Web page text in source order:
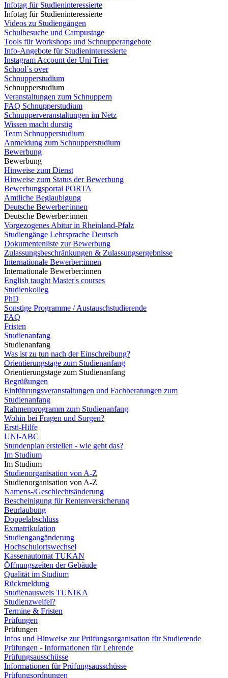
Infotag für Studieninteressierte
Infotag für Studieninteressierte
Videos zu Studiengängen
Schulbesuche und Campustage
Tools für Workshops und Schnupperangebote
Info-Angebote für Studieninteressierte
Instagram Account der Uni Trier
School´s over
Schnupperstudium
Schnupperstudium
Veranstaltungen zum Schnuppern
FAQ Schnupperstudium
Schnupperveranstaltungen im Netz
Wissen macht durstig
Team Schnupperstudium
Anmeldung zum Schnupperstudium
Bewerbung
Bewerbung
Hinweise zum Dienst
Hinweise zum Status der Bewerbung
Bewerbungsportal PORTA
Amtliche Beglaubigung
Deutsche Bewerber:innen
Deutsche Bewerber:innen
Vorgezogenes Abitur in Rheinland-Pfalz
Studiengänge Lehrsprache Deutsch
Dokumentenliste zur Bewerbung
Zulassungsbeschränkungen & Zulassungsergebnisse
Internationale Bewerber:innen
Internationale Bewerber:innen
English taught Master's courses
Studienkolleg
PhD
Sonstige Programme / Austauschstudierende
FAQ
Fristen
Studienanfang
Studienanfang
Was ist zu tun nach der Einschreibung?
Orientierungstage zum Studienanfang
Orientierungstage zum Studienanfang
Begrüßungen
Einführungsveranstaltungen und Fachberatungen zum
Studienanfang
Rahmenprogramm zum Studienanfang
Wohin bei Fragen und Sorgen?
Ersti-Hilfe
UNI-ABC
Stundenplan erstellen - wie geht das?
Im Studium
Im Studium
Studienorganisation von A-Z
Studienorganisation von A-Z
Namens-/Geschlechtsänderung
Bescheinigung für Rentenversicherung
Beurlaubung
Doppelabschluss
Exmatrikulation
Studiengangänderung
Hochschulortswechsel
Kassenautomat TUKAN
Öffnungszeiten der Gebäude
Qualität im Studium
Rückmeldung
Studienausweis TUNIKA
Studienzweifel?
Termine & Fristen
Prüfungen
Prüfungen
Infos und Hinweise zur Prüfungsorganisation für Studierende
Prüfungen - Informationen für Lehrende
Prüfungsausschüsse
Informationen für Prüfungsausschüsse
Prüfungsordnungen